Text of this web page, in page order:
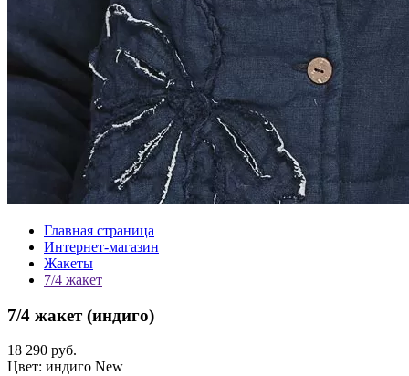
Главная страница
Интернет-магазин
Жакеты
7/4 жакет
7/4 жакет (индиго)
18 290 руб.
Цвет: индиго New